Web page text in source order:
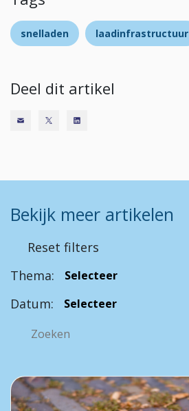
snelladen laadinfrastructuur
Deel dit artikel
Bekijk meer artikelen
Reset filters
Thema:
Datum: